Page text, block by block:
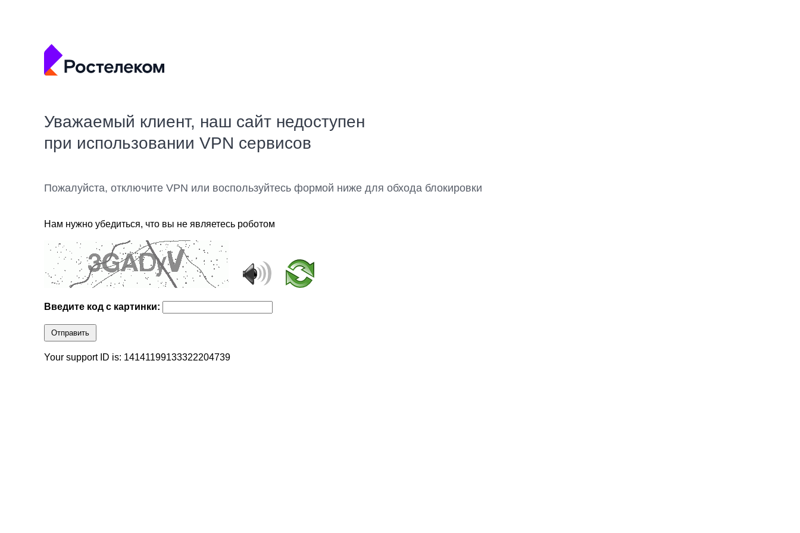
Уважаемый клиент, наш сайт недоступен
при использовании VPN сервисов
Пожалуйста, отключите VPN или воспользуйтесь формой ниже для обхода блокировки
Нам нужно убедиться, что вы не являетесь роботом
Введите код с картинки:
Отправить
Your support ID is: 14141199133322204739